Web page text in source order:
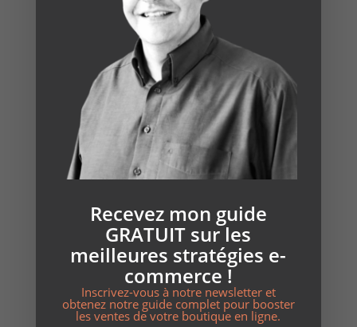
complet pour débutants (+ service sans prise de
Site vitrine ou e-commerce : que choisir pour mon
activité locale ?
Comment créer un site WordPress professionnel en
2025 – Le guide complet pour indépendants et PME
copywriting
création de sites
E-reputation
formations & ateliers
Non classé
Recevez mon guide
GRATUIT sur les
meilleures stratégies e-
commerce !
Inscrivez-vous à notre newsletter et
obtenez notre guide complet pour booster
les ventes de votre boutique en ligne.